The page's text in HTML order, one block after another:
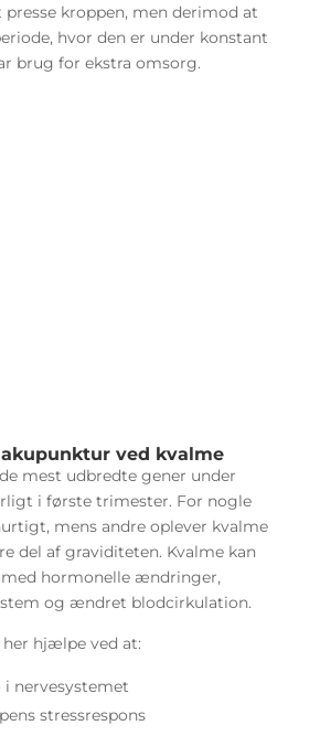
kroppen, men derimod at
hvor den er under konstant
brug for ekstra omsorg.
ved kvalme
mest udbredte gener under
i første trimester. For nogle
mens andre oplever kvalme
del af graviditeten. Kvalme kan
hormonelle ændringer,
og ændret blodcirkulation.
hjælpe ved at:
i nervesystemet
stressrespons